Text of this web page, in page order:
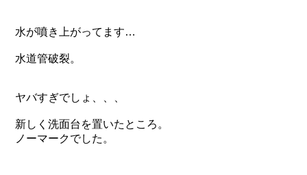
水が噴き上がってます…
水道管破裂。
ヤバすぎでしょ、、、
新しく洗面台を置いたところ。
ノーマークでした。